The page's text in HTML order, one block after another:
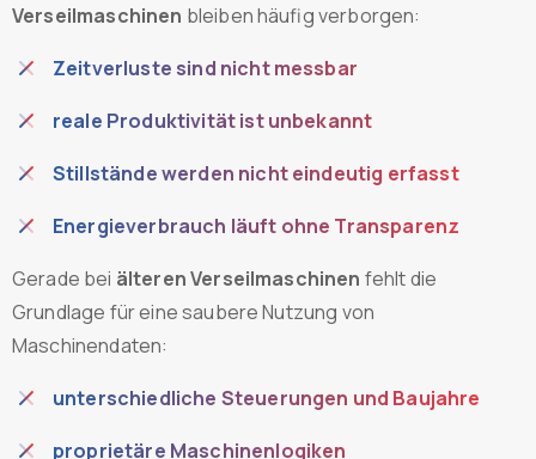
Verseilmaschinen bleiben häufig verborgen:
Zeitverluste sind nicht messbar
reale Produktivität ist unbekannt
Stillstände werden nicht eindeutig erfasst
Energieverbrauch läuft ohne Transparenz
Gerade bei älteren Verseilmaschinen fehlt die
Grundlage für eine saubere Nutzung von
Maschinendaten:
unterschiedliche Steuerungen und Baujahre
proprietäre Maschinenlogiken